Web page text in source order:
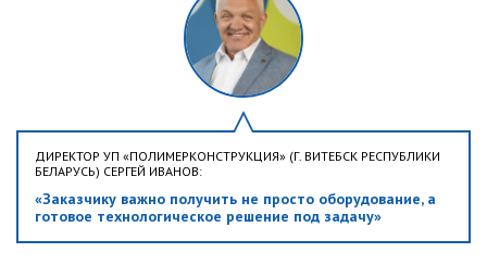
ДИРЕКТОР УП «ПОЛИМЕРКОНСТРУКЦИЯ» (Г. ВИТЕБСК РЕСПУБЛИКИ
БЕЛАРУСЬ) СЕРГЕЙ ИВАНОВ:
«Заказчику важно получить не просто оборудование, а
готовое технологическое решение под задачу»